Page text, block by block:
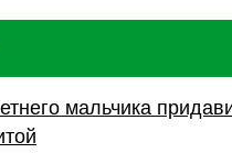
мальчика